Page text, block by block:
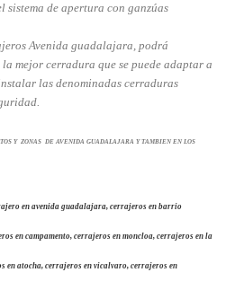
sistema de apertura con ganzúas
Avenida guadalajara, podrá
mejor cerradura que se puede adaptar a
las denominadas cerraduras
Y ZONAS DE AVENIDA GUADALAJARA Y TAMBIEN EN LOS
en avenida guadalajara, cerrajeros en barrio
en campamento, cerrajeros en moncloa, cerrajeros en la
en atocha, cerrajeros en vicalvaro, cerrajeros en